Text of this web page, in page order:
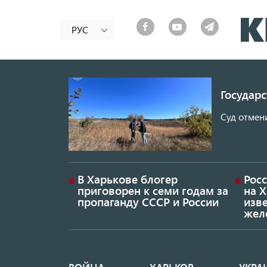
РУС
Суд
В Харькове блогер
приговорен к семи годам за
пропаганду СССР и России
на